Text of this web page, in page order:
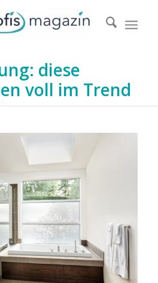
diese
voll im Trend